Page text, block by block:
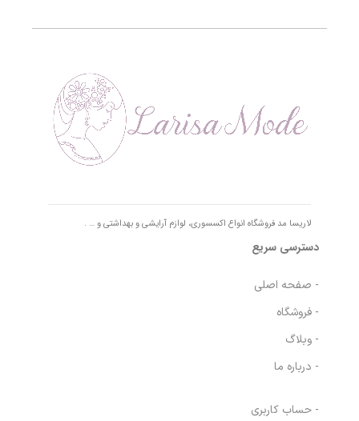
لاریسا مد فروشگاه انواع اکسسوری، لوازم آرایشی و بهداشتی و … .
دسترسی سریع
- صفحه اصلی
- فروشگاه
- وبلاگ
- درباره ما
- حساب کاربری